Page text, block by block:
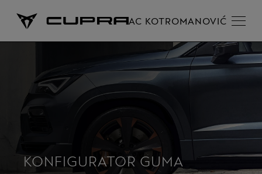
AC KOTROMANOVIĆ
KONFIGURATOR GUMA